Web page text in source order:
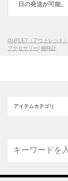
日の発送が可能。
OUTLET（アウトレット）
アクセサリー/ 腕時計
アイテムカテゴリ